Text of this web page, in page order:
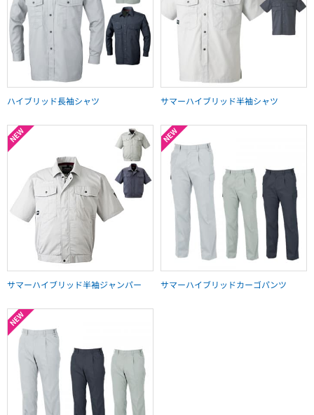
ハイブリッド長袖シャツ サマーハイブリッド半袖シャツ
サマーハイブリッド半袖ジャンパー サマーハイブリッドカーゴパンツ